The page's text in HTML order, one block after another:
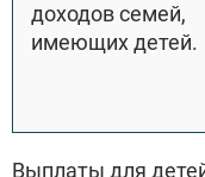
доходов семей,
имеющих детей.
Выплаты для